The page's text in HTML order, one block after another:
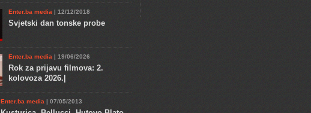
Enter.ba media | 12/12/2018
Svjetski dan tonske probe
Enter.ba media | 19/06/2026
Rok za prijavu filmova: 2.
kolovoza 2026.|
Enter.ba media | 07/05/2013